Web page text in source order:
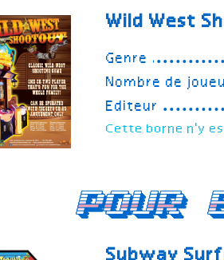
Wild West
Genre
Nombre de
Editeur
Cette borne n'y
Pour
Subway